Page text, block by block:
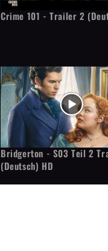
Crime 101 - Trailer 2
Bridgerton - S03 Teil 2
(Deutsch) HD